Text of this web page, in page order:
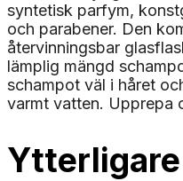
syntetisk parfym,
och parabener. Den
återvinningsbar
lämplig mängd
schampot väl i håret
varmt vatten. Upprepa